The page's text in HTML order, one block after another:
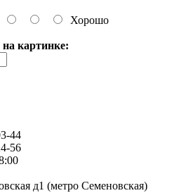
Хорошо
картинке:
44
56
д1 (метро Семеновская)